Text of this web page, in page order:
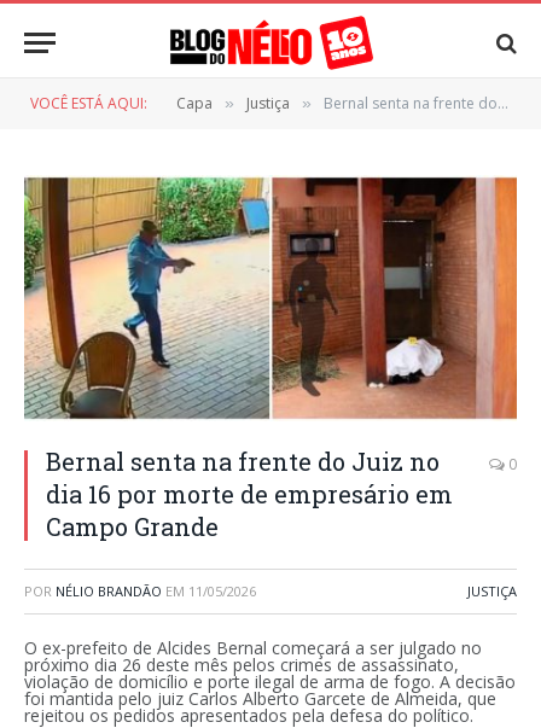
VOCÊ ESTÁ AQUI: Capa » Justiça » Bernal senta na frente do Juiz no dia 16 por morte de empresário em Campo Grande
Bernal senta na frente do Juiz no
dia 16 por morte de empresário em
Campo Grande
0
POR NÉLIO BRANDÃO EM 11/05/2026 JUSTIÇA
O ex-prefeito de Alcides Bernal começará a ser julgado no
próximo dia 26 deste mês pelos crimes de assassinato,
violação de domicílio e porte ilegal de arma de fogo. A decisão
foi mantida pelo juiz Carlos Alberto Garcete de Almeida, que
rejeitou os pedidos apresentados pela defesa do político.